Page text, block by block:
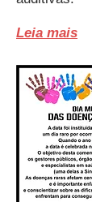
Leia mais